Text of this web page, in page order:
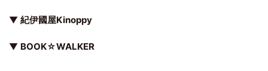
▼ 紀伊國屋Kinoppy
▼ BOOK☆WALKER